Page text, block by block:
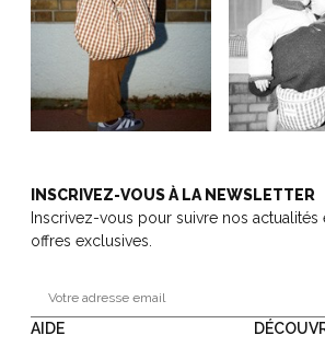
INSCRIVEZ-VOUS À LA NEWSLETTER
Inscrivez-vous pour suivre nos actualités
offres exclusives.
AIDE